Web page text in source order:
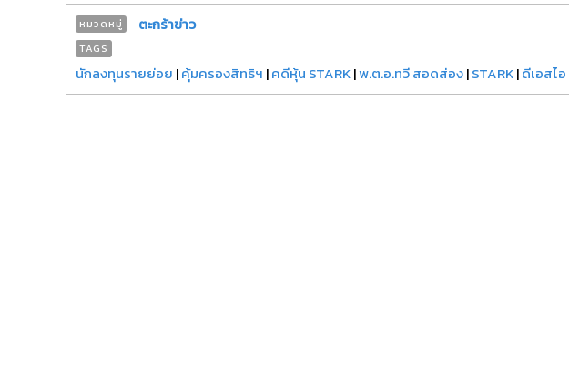
หมวดหมู่ ตะกร้าข่าว
TAGS
นักลงทุนรายย่อย |คุ้มครองสิทธิฯ |คดีหุ้น STARK|พ.ต.อ.ทวี สอดส่อง|STARK|ดีเอสไอ